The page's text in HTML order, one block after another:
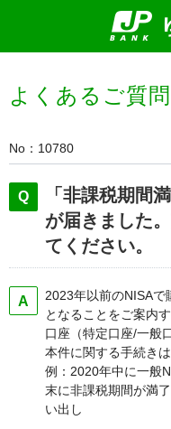
よくあるご質問
No 10780
「非課税期間
が届きました
てください。
2023年以前のNISAで
となることをご案内
口座（特定口座/一般
本件に関する手続きは
例：2020年中に一般
末に非課税期間が満
い出し